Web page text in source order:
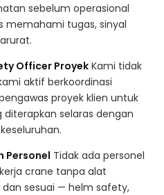
sebelum operasional
memahami tugas, sinyal
Officer ProyekKami tidak
aktif berkoordinasi
proyek klien untuk
selaras dengan
Personel Tidak ada personel
crane tanpa alat
sesuai — helm safety,